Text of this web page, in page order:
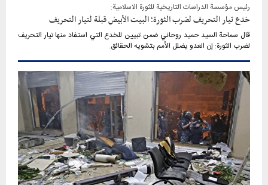
رئيس مؤسسة الدراسات التاريخية للثورة الاسلامية:
خدع تيار التحريف لضرب الثورة؛ البيت الأبيض قبلة لتيار التحريف
قال سماحة السيد حميد روحاني ضمن تبيين للخدع التي استفاد منها تيار التحريف
لضرب الثورة: إن العدو يضلل الأمم بتشويه الحقائق.